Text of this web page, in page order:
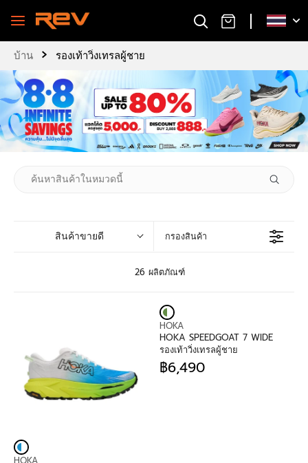
บ้าน › รองเท้าวิ่งเทรลผู้ชาย
สินค้าขายดี กรองสินค้า
26 ผลิตภัณฑ์
V
V
E
N
D
O
HOKA
HOKA SPEEDGOAT 7 WIDE
รองเท้าวิ่งเทรลผู้ชาย
R
฿6,490